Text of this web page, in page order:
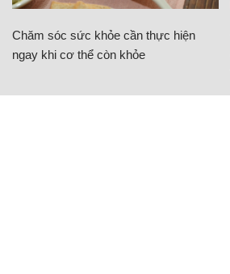
Chăm sóc sức khỏe cần thực hiện
ngay khi cơ thể còn khỏe